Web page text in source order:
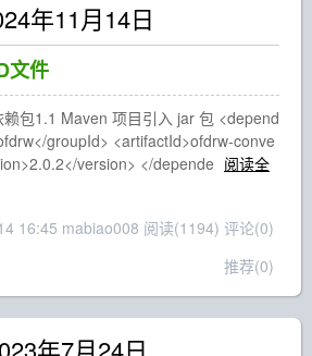
年11月14日
文件
包1.1 Maven 项目引入 jar 包 <depend
groupId> <artifactId>ofdrw-conve
version> </depende 阅读全
16:45 mabiao008 阅读(1194) 评论(0)
推荐(0)
年7月24日